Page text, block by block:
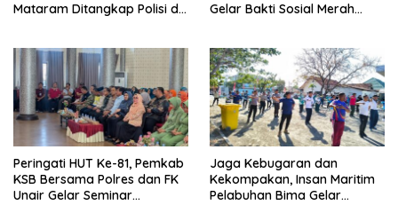
Mataram Ditangkap Polisi di
Gelar Bakti Sosial Merah
Peringati HUT Ke-81, Pemkab
KSB Bersama Polres dan FK
Unair Gelar Seminar
Jaga Kebugaran dan
Kekompakan, Insan Maritim
Pelabuhan Bima Gelar